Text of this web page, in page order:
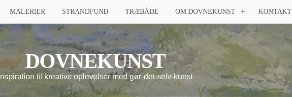
MALERIER STRANDFUND TRÆBÅDE OM DOVNEKUNST KONTAKT
DOVNEKUNST
Inspiration til kreative oplevelser med gør-det-selv-kunst